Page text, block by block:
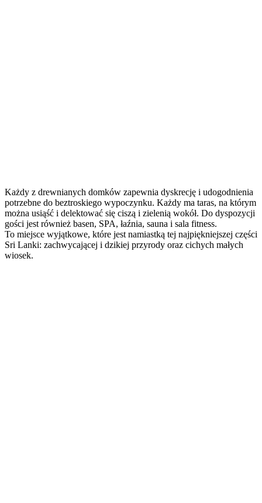
Każdy z drewnianych domków zapewnia dyskrecję i udogodnienia
potrzebne do beztroskiego wypoczynku. Każdy ma taras, na którym
można usiąść i delektować się ciszą i zielenią wokół. Do dyspozycji
gości jest również basen, SPA, łaźnia, sauna i sala fitness.
To miejsce wyjątkowe, które jest namiastką tej najpiękniejszej części
Sri Lanki: zachwycającej i dzikiej przyrody oraz cichych małych
wiosek.